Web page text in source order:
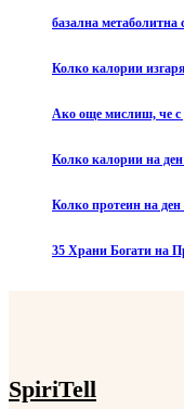
базална
Колко калории
Ако още мислиш, че с
Колко калории на
Колко протеин на
35 Храни Богати на
SpiriTell